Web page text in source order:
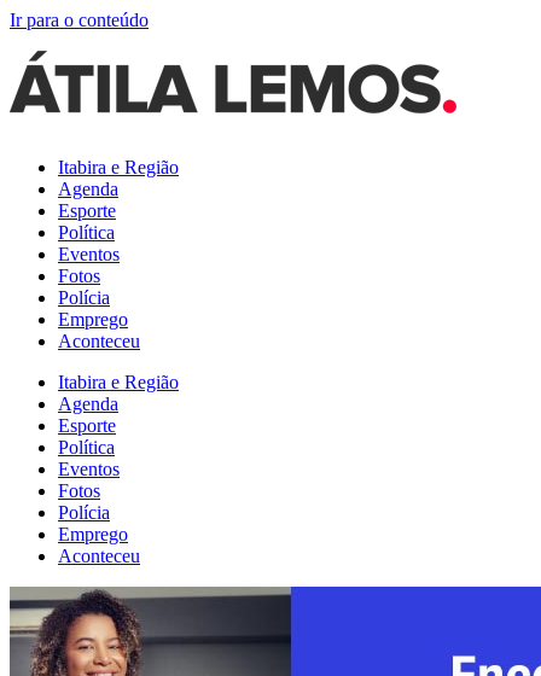
Ir para o conteúdo
Itabira e Região
Agenda
Esporte
Política
Eventos
Fotos
Polícia
Emprego
Aconteceu
Itabira e Região
Agenda
Esporte
Política
Eventos
Fotos
Polícia
Emprego
Aconteceu